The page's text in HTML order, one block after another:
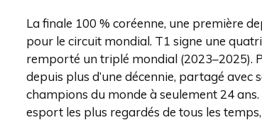
La finale 100 % coréenne, une première
pour le circuit mondial. T1 signe une
remporté un triplé mondial (2023–2025).
depuis plus d’une décennie, partagé
champions du monde à seulement 24
esport les plus regardés de tous les